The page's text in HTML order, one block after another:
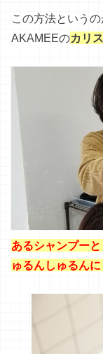
この方法という
AKAMEEのカリ
あるシャンプー
ゅるんしゅるん